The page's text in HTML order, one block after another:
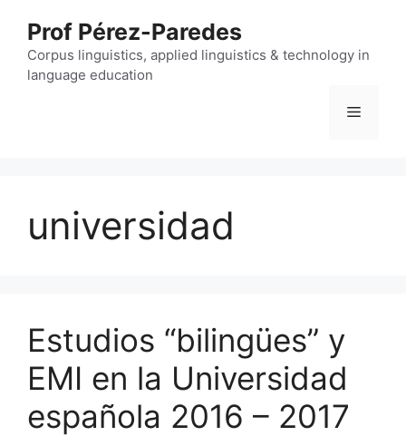
content
Prof Pérez-Paredes
Corpus linguistics, applied linguistics & technology in
language education
Menu
universidad
Estudios “bilingües” y
EMI en la Universidad
española 2016 – 2017